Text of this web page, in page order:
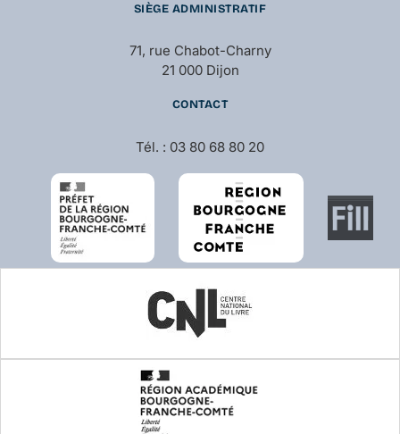
SIÈGE ADMINISTRATIF
71, rue Chabot-Charny
21 000 Dijon
CONTACT
Tél. : 03 80 68 80 20